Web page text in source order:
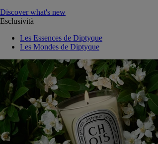
Discover what's new
Esclusività
Les Essences de Diptyque
Les Mondes de Diptyque